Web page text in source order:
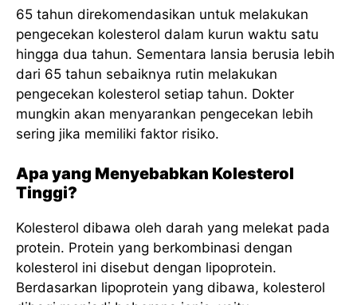
65 tahun direkomendasikan untuk melakukan
pengecekan kolesterol dalam kurun waktu satu
hingga dua tahun. Sementara lansia berusia lebih
dari 65 tahun sebaiknya rutin melakukan
pengecekan kolesterol setiap tahun. Dokter
mungkin akan menyarankan pengecekan lebih
sering jika memiliki faktor risiko.
Apa yang Menyebabkan Kolesterol
Tinggi?
Kolesterol dibawa oleh darah yang melekat pada
protein. Protein yang berkombinasi dengan
kolesterol ini disebut dengan lipoprotein.
Berdasarkan lipoprotein yang dibawa, kolesterol